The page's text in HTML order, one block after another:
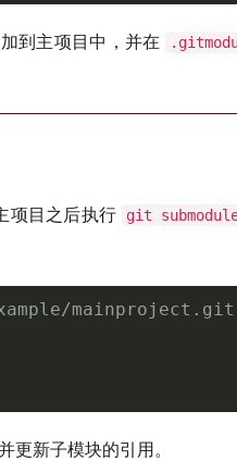
到主项目中，并在
项目之后执行 git
mainproject.git
更新子模块的引用。